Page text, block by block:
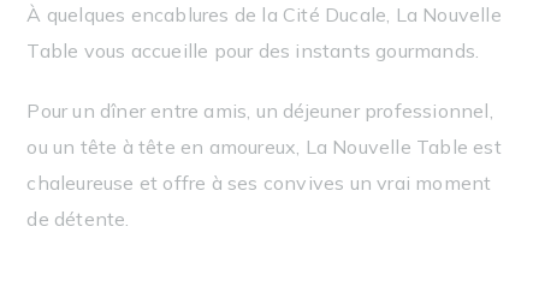
À quelques encablures de la Cité Ducale, La Nouvelle
Table vous accueille pour des instants gourmands.
Pour un dîner entre amis, un déjeuner professionnel,
ou un tête à tête en amoureux, La Nouvelle Table est
chaleureuse et offre à ses convives un vrai moment
de détente.